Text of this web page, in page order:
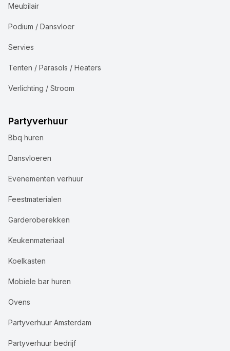
Meubilair
Podium / Dansvloer
Servies
Tenten / Parasols / Heaters
Verlichting / Stroom
Partyverhuur
Bbq huren
Dansvloeren
Evenementen verhuur
Feestmaterialen
Garderoberekken
Keukenmateriaal
Koelkasten
Mobiele bar huren
Ovens
Partyverhuur Amsterdam
Partyverhuur bedrijf